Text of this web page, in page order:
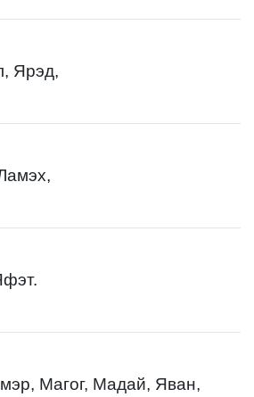
Ярэд,
Магог, Мадай, Яван,